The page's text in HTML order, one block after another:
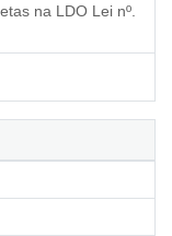
na LDO Lei nº.